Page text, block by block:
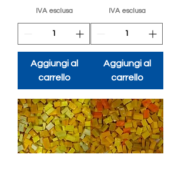
IVA esclusa
Aggiungi al
carrello
IVA esclusa
Aggiungi al
carrello